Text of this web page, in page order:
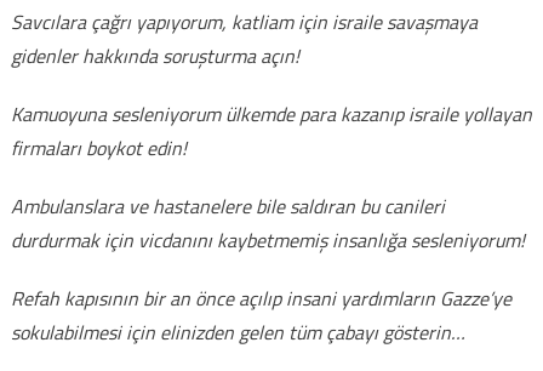
Savcılara çağrı yapıyorum, katliam için israile savaşmaya
gidenler hakkında soruşturma açın!
Kamuoyuna sesleniyorum ülkemde para kazanıp israile yollayan
firmaları boykot edin!
Ambulanslara ve hastanelere bile saldıran bu canileri
durdurmak için vicdanını kaybetmemiş insanlığa sesleniyorum!
Refah kapısının bir an önce açılıp insani yardımların Gazze’ye
sokulabilmesi için elinizden gelen tüm çabayı gösterin…